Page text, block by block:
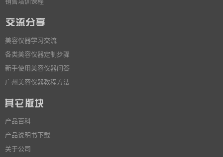
美容仪器学习交流
各类美容仪器定制步骤
新手使用美容仪器问答
广州美容仪器教程方法
产品百科
产品说明书下载
关于公司